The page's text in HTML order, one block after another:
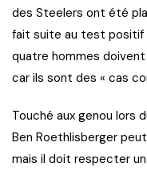
des Steelers ont été
fait suite au test positif
quatre hommes
car ils sont des « cas
Touché aux genou lors
Ben Roethlisberger
mais il doit respecter